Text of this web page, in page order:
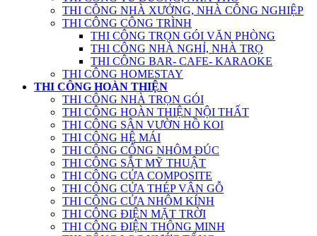
THI CÔNG NHÀ XƯỞNG, NHÀ CÔNG NGHIỆP
THI CÔNG CÔNG TRÌNH
THI CÔNG TRỌN GÓI VĂN PHÒNG
THI CÔNG NHÀ NGHỈ, NHÀ TRỌ
THI CÔNG BAR- CAFE- KARAOKE
THI CÔNG HOMESTAY
THI CÔNG HOÀN THIỆN
THI CÔNG NHÀ TRỌN GÓI
THI CÔNG HOÀN THIỆN NỘI THẤT
THI CÔNG SÂN VƯỜN HỒ KOI
THI CÔNG HỆ MÁI
THI CÔNG CỔNG NHÔM ĐÚC
THI CÔNG SẮT MỸ THUẬT
THI CÔNG CỬA COMPOSITE
THI CÔNG CỬA THÉP VÂN GỖ
THI CÔNG CỬA NHÔM KÍNH
THI CÔNG ĐIỆN MẶT TRỜI
THI CÔNG ĐIỆN THÔNG MINH